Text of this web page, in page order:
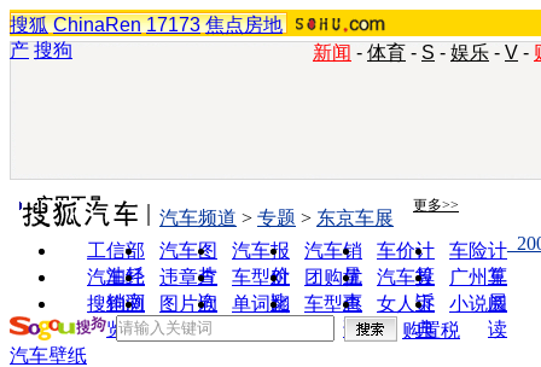
搜狐 ChinaRen 17173 焦点房地
产 搜狗 新闻 - 体育 - S - 娱乐 - V -
实用工具 更多>>
工信部
油耗
汽车图
片
汽车报
价
汽车销
量
车价计
算
车险计
算
汽车经
销商
违章查
询
车型对
比
团购优
惠
汽车投
诉
广州车
展
搜狗浏
览器
图片欣
赏
单词翻
车型查
询
女人宝
典
小说阅
读
汽车频道 > 专题 > 东京车展
购置税
汽车壁纸